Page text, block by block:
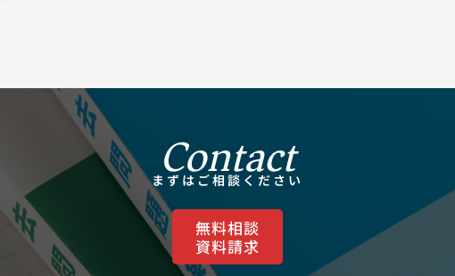
Contact
まずはご相談ください
ご相談・お問い合わせ
無料相談
資料請求